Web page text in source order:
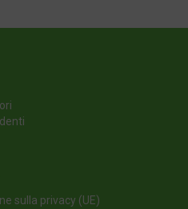
sulla privacy (UE)